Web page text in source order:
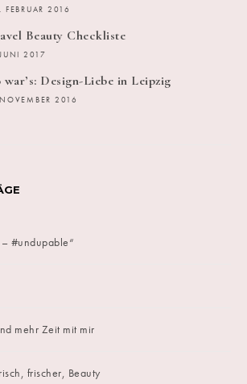
FEBRUAR 2016
Beauty Checkliste
2017
war’s: Design-Liebe in Leipzig
2016
#undupable“
mehr Zeit mit mir
frischer, Beauty